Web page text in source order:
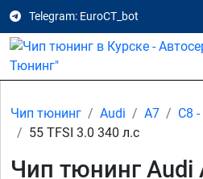
Telegram: EuroCT_bot
Чип тюнинг Audi A7
C8
55 TFSI 3.0 340 л.с
Чип тюнинг Audi